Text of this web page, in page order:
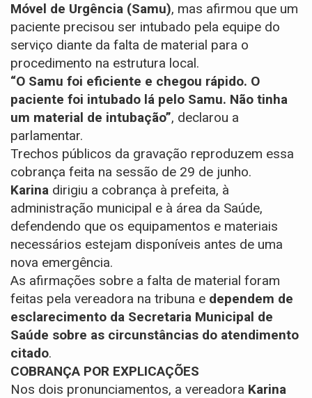
Móvel de Urgência (Samu), mas afirmou que um
paciente precisou ser intubado pela equipe do
serviço diante da falta de material para o
procedimento na estrutura local.
“O Samu foi eficiente e chegou rápido. O
paciente foi intubado lá pelo Samu. Não tinha
um material de intubação”, declarou a
parlamentar.
Trechos públicos da gravação reproduzem essa
cobrança feita na sessão de 29 de junho.
Karina dirigiu a cobrança à prefeita, à
administração municipal e à área da Saúde,
defendendo que os equipamentos e materiais
necessários estejam disponíveis antes de uma
nova emergência.
As afirmações sobre a falta de material foram
feitas pela vereadora na tribuna e dependem de
esclarecimento da Secretaria Municipal de
Saúde sobre as circunstâncias do atendimento
citado.
COBRANÇA POR EXPLICAÇÕES
Nos dois pronunciamentos, a vereadora Karina